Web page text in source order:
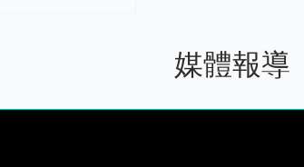
媒體報導